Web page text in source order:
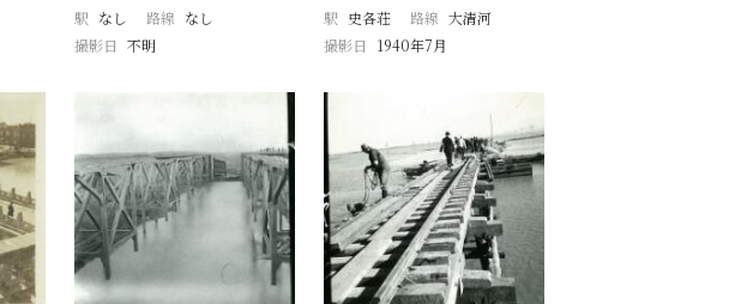
駅 なし 路線 なし
撮影日 不明
駅 史各荘 路線 大清河
撮影日
1940年7月